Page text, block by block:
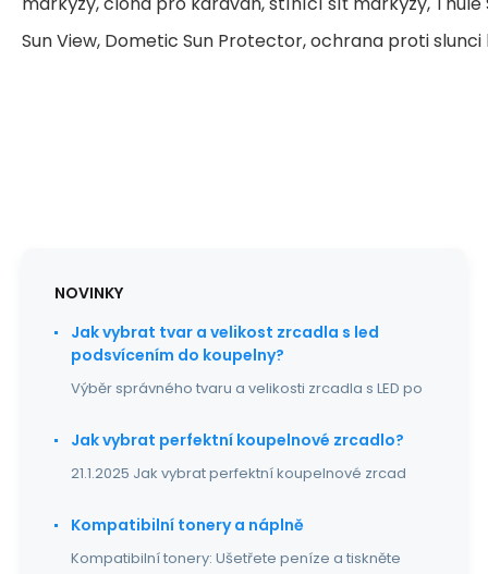
Sun View, Dometic Sun Protector, ochrana proti
NOVINKY
Jak vybrat tvar a velikost zrcadla s led
podsvícením do koupelny?
Výběr správného tvaru a velikosti zrcadla s LED po
Jak vybrat perfektní koupelnové zrcadlo?
21.1.2025 Jak vybrat perfektní koupelnové zrcad
Kompatibilní tonery a náplně
Kompatibilní tonery: Ušetřete peníze a tiskněte